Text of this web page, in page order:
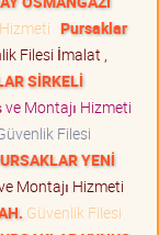
Pursaklar
Filesi İmalat ,
SİRKELİ
ve Montajı Hizmeti
Filesi
YENİ
Montajı Hizmeti
Güvenlik Filesi